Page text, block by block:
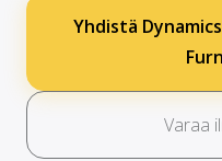
Yhdistä
Varaa